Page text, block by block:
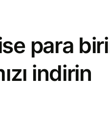
para
indirin